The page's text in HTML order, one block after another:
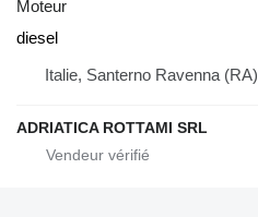
Moteur
diesel
Italie, Santerno Ravenna (RA)
ADRIATICA ROTTAMI SRL